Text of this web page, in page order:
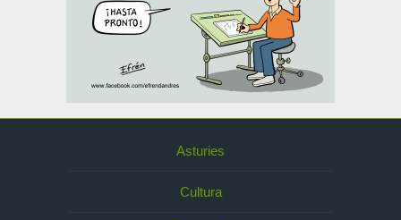
Asturies
Cultura